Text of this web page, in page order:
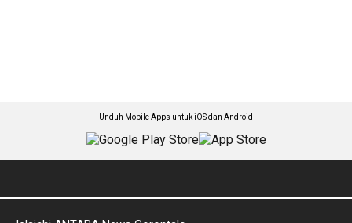
Unduh Mobile Apps untuk iOS dan Android